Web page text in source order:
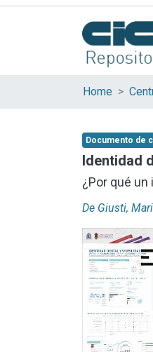
Home
Documento de
Identidad
¿Por qué
De Giusti,